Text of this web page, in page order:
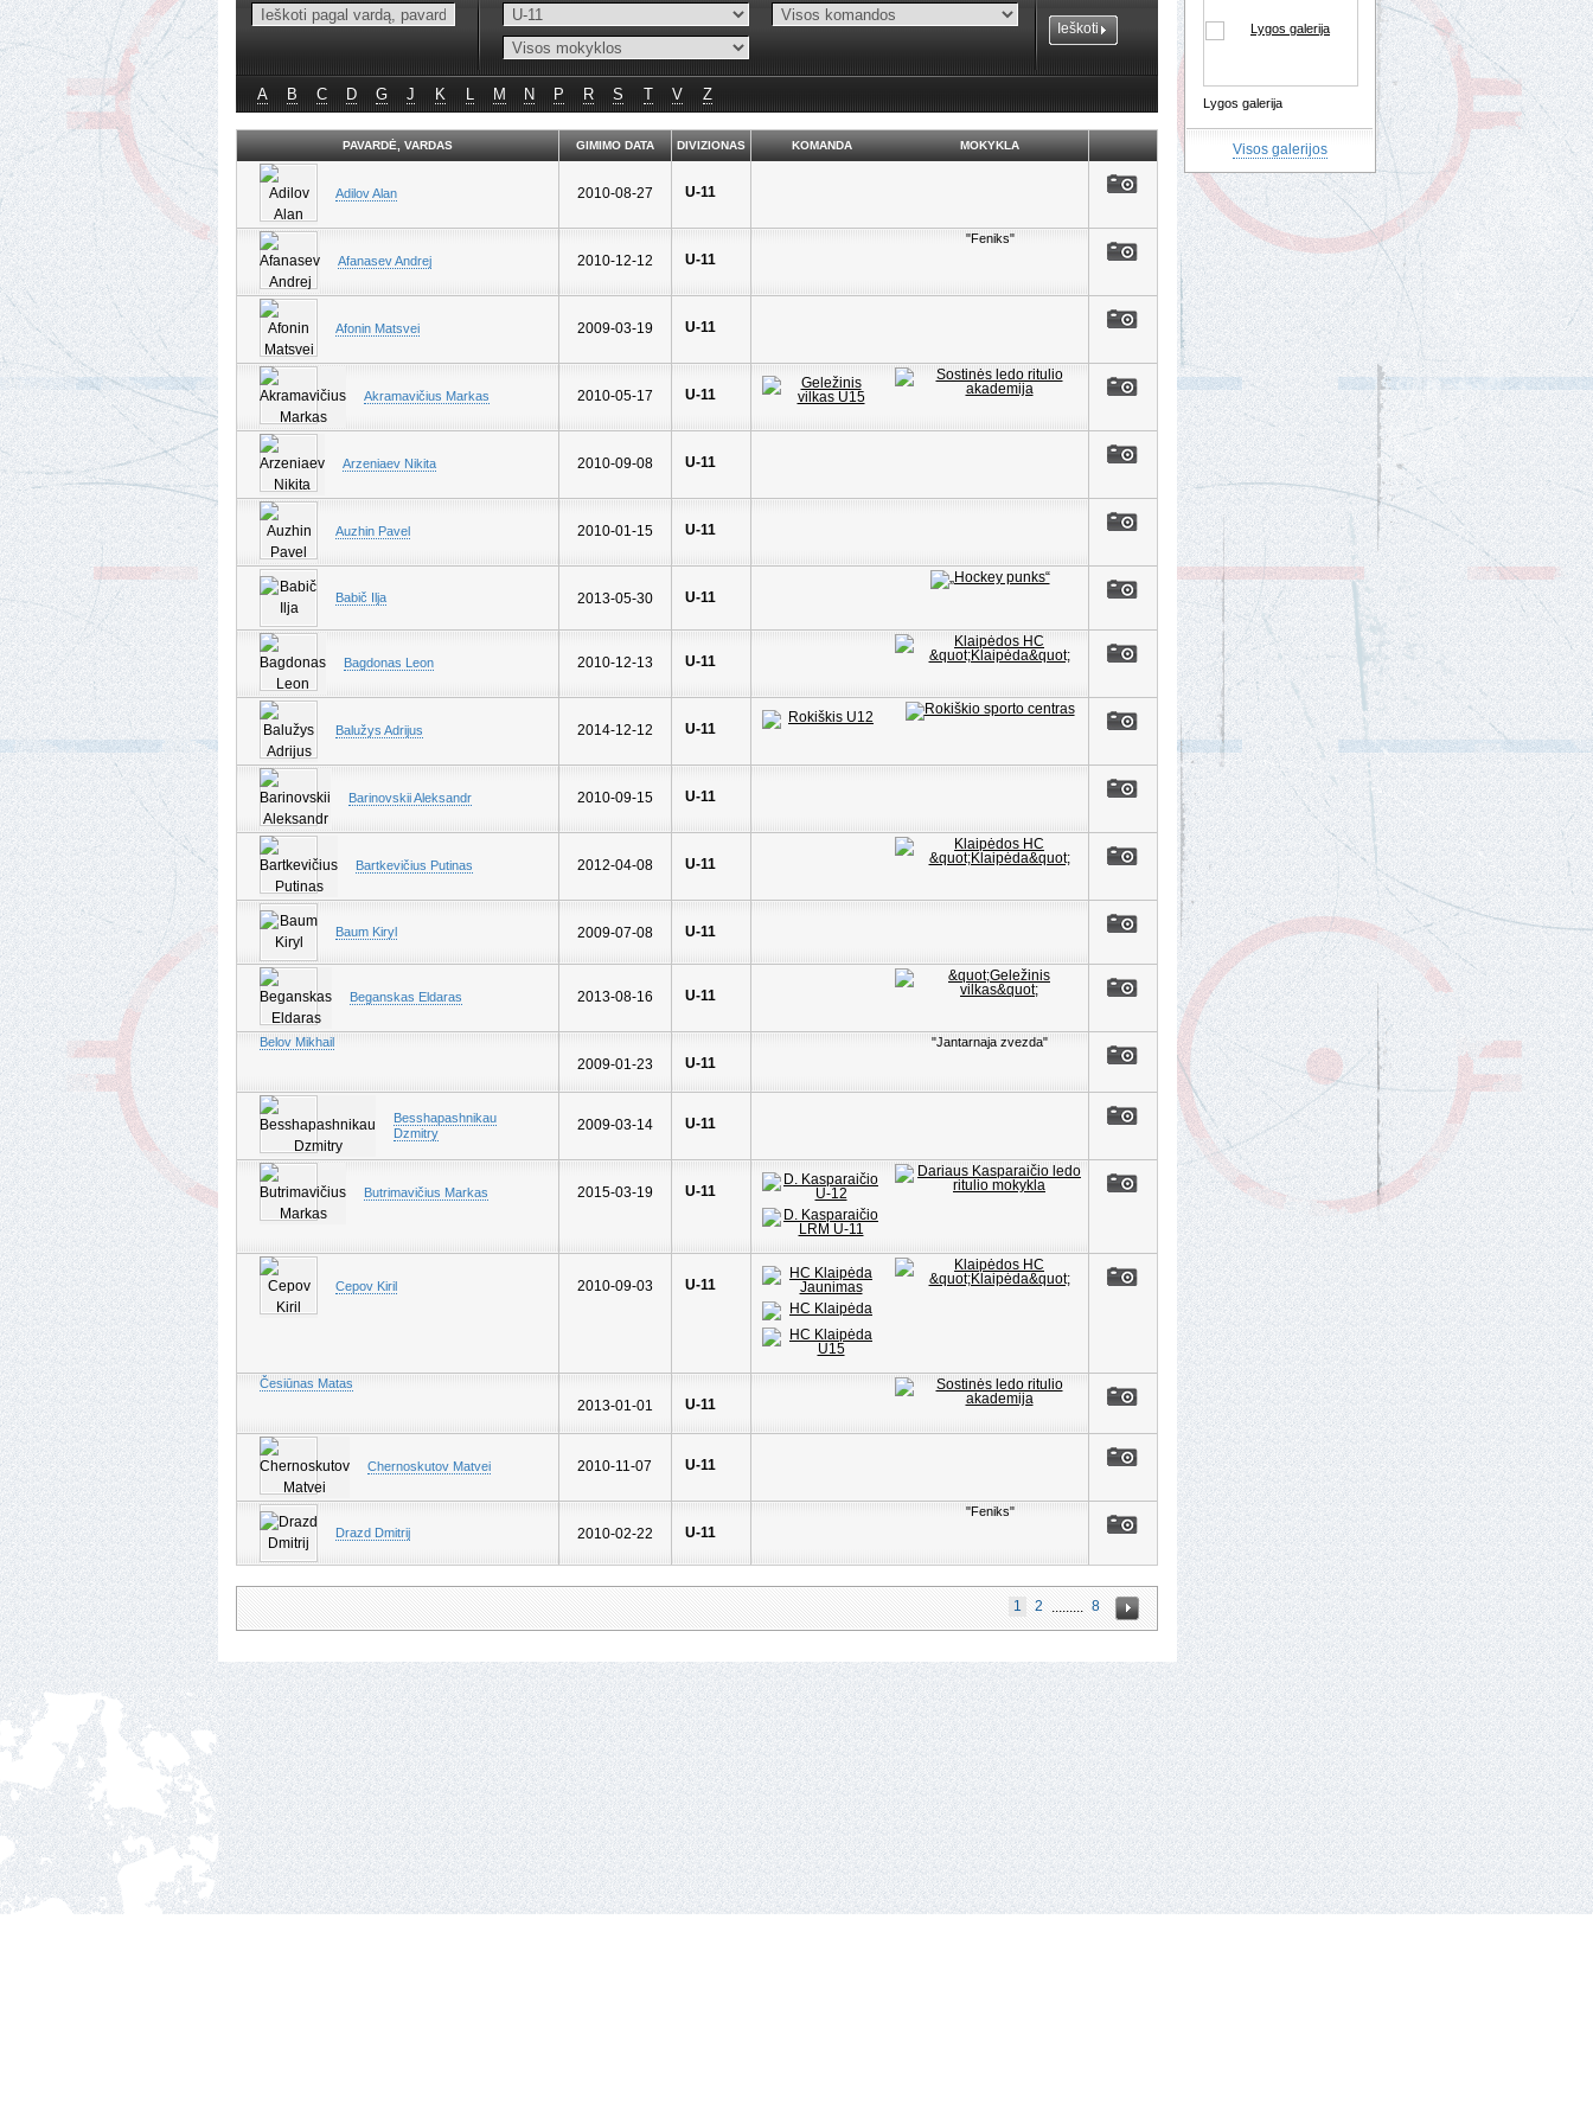
A B C D G J K L M N P R S T V Z
PAVARDĖ, VARDAS GIMIMO DATA DIVIZIONAS KOMANDA MOKYKLA
Adilov Alan 2010-08-27 U-11
Afanasev Andrej 2010-12-12 U-11
"Feniks"
Afonin Matsvei 2009-03-19 U-11
Akramavičius Markas 2010-05-17 U-11
Arzeniaev Nikita 2010-09-08 U-11
Auzhin Pavel 2010-01-15 U-11
Babič Ilja 2013-05-30 U-11
Bagdonas Leon 2010-12-13 U-11
Balužys Adrijus 2014-12-12 U-11
Barinovskii Aleksandr 2010-09-15 U-11
Bartkevičius Putinas 2012-04-08 U-11
Baum Kiryl 2009-07-08 U-11
Beganskas Eldaras 2013-08-16 U-11
Belov Mikhail
2009-01-23 U-11
"Jantarnaja zvezda"
Besshapashnikau
Dzmitry
2009-03-14 U-11
Butrimavičius Markas 2015-03-19 U-11
Cepov Kiril 2010-09-03 U-11
Česiūnas Matas
2013-01-01 U-11
Chernoskutov Matvei 2010-11-07 U-11
Drazd Dmitrij 2010-02-22 U-11
"Feniks"
1 2 ......... 8
Lygos galerija
Visos galerijos